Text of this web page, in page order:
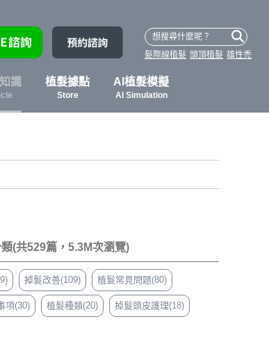
髮際線植髮 頭頂植髮 雄性禿
識 植髮據點
Store
AI植髮模擬
AI Simulation
(共529篇，5.3M次瀏覽)
掉髮改善(109) 植髮常見問題(80)
項(30) 植髮種類(20) 掉髮頭皮護理(18)